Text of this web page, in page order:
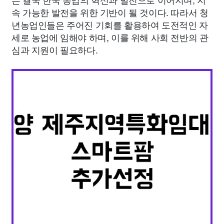
속 가능한 발전을 위한 기반이 될 것이다. 따라서 청
년농업인들은 주어진 기회를 활용하여 도전적인 자
세로 농업에 임해야 하며, 이를 위해 사회 전반의 관
심과 지원이 필요하다.